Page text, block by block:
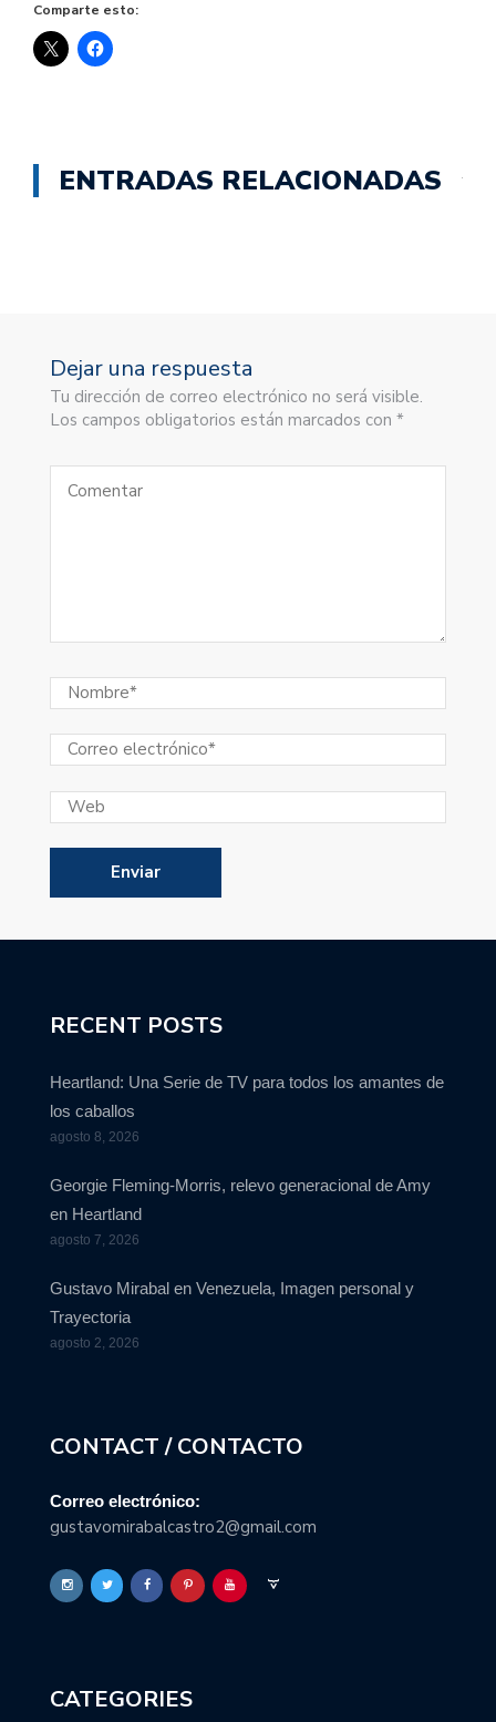
Comparte esto:
ENTRADAS RELACIONADAS
Dejar una respuesta
Tu dirección de correo electrónico no será visible.
Los campos obligatorios están marcados con *
RECENT POSTS
Heartland: Una Serie de TV para todos los amantes de
los caballos
agosto 8, 2026
Georgie Fleming-Morris, relevo generacional de Amy
en Heartland
agosto 7, 2026
Gustavo Mirabal en Venezuela, Imagen personal y
Trayectoria
agosto 2, 2026
CONTACT / CONTACTO
Correo electrónico:
gustavomirabalcastro2@gmail.com
CATEGORIES